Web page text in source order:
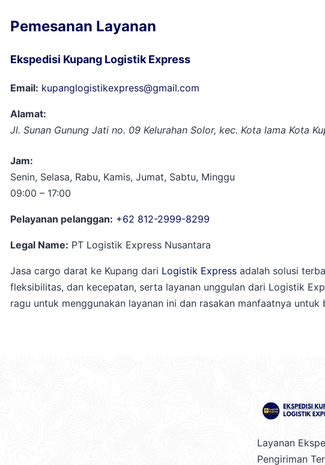
Pemesanan Layanan
Ekspedisi Kupang Logistik Express
Email: kupanglogistikexpress@gmail.com
Alamat:
Jl. Sunan Gunung Jati no. 09 Kelurahan Solor, kec. Kota lama Kota
Jam:
Senin, Selasa, Rabu, Kamis, Jumat, Sabtu, Minggu
09:00 – 17:00
Pelayanan pelanggan: +62 812-2999-8299
Legal Name: PT Logistik Express Nusantara
Jasa cargo darat ke Kupang dari Logistik Express adalah solusi
fleksibilitas, dan kecepatan, serta layanan unggulan dari Logistik
ragu untuk menggunakan layanan ini dan rasakan manfaatnya untuk
Layanan
Pengiriman